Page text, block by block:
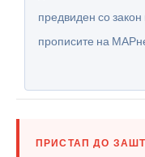
предвиден со закон
прописите на
ПРИСТАП ДО